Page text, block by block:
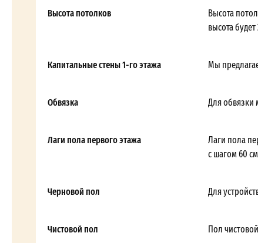
Высота потолков
Высота
высота будет
Капитальные стены 1-го этажа Мы
Обвязка Для обвязки
Лаги пола первого этажа
Лаги пола
с шагом 60
Черновой пол Для
Чистовой пол Пол